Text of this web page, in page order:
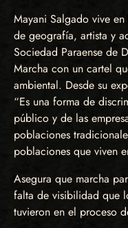
Mayani Salgado vive
de geografía, artista y
Sociedad Paraense de
Marcha con un cartel
ambiental. Desde su
“Es una forma de
público y de las
poblaciones
poblaciones que viven
Asegura que marcha
falta de visibilidad que
tuvieron en el proceso